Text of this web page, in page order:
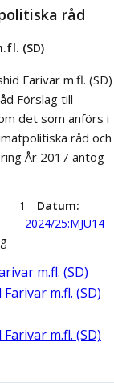
råd
(SD)
Farivar m.fl. (SD)
Förslag till
det som anförs i
råd och
År 2017 antog
1
Datum
2024/25:MJU14
m.fl. (SD)
m.fl. (SD)
m.fl. (SD)